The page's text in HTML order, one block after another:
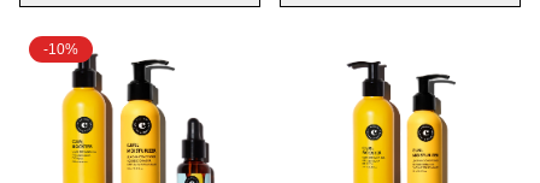
-10%